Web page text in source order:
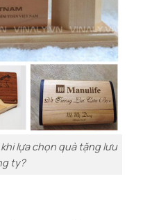
lựa chọn quà tặng lưu
ty?